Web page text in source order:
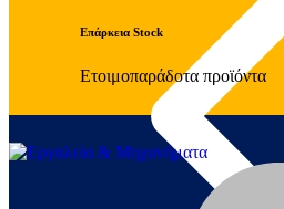
Επάρκεια Stock
Ετοιμοπαράδοτα προϊόντα